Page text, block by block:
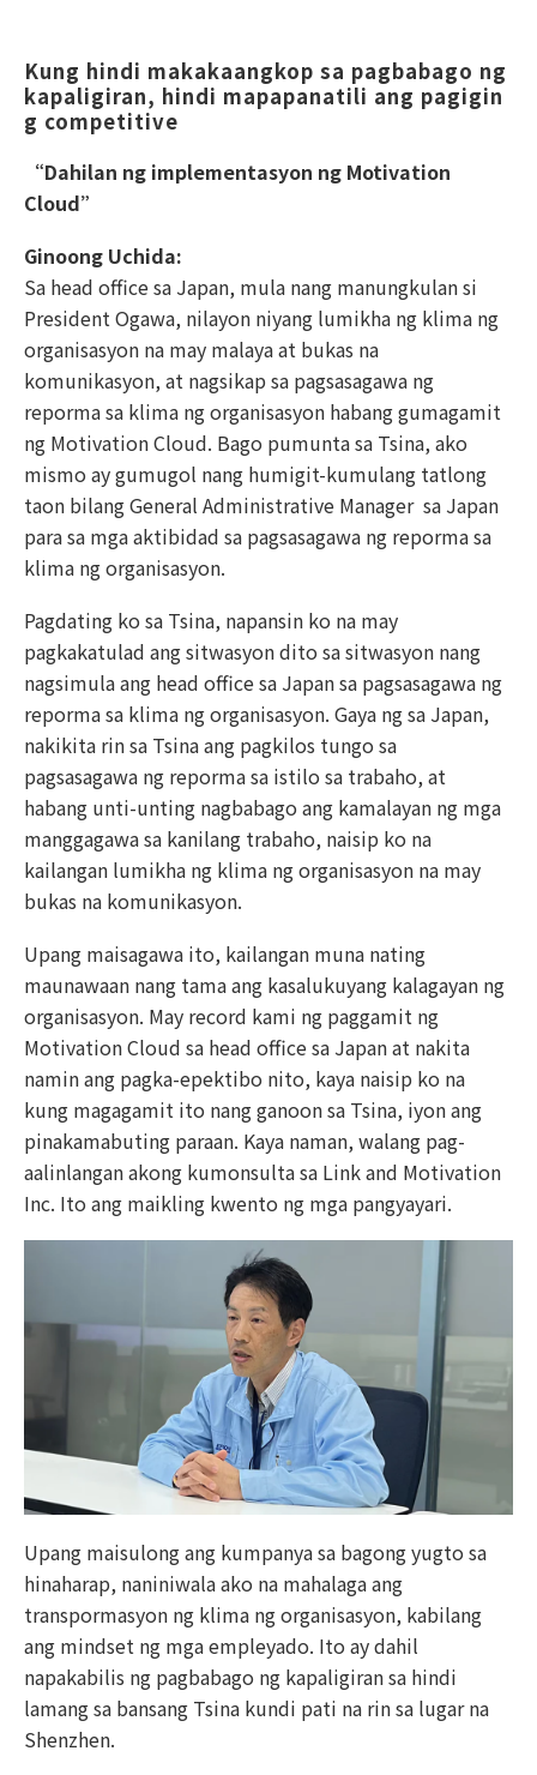
Kung hindi makakaangkop sa pagbabago ng
kapaligiran, hindi mapapanatili ang pagigin
g competitive
“Dahilan ng implementasyon ng Motivation
Cloud”
Ginoong Uchida:
Sa head office sa Japan, mula nang manungkulan si
President Ogawa, nilayon niyang lumikha ng klima ng
organisasyon na may malaya at bukas na
komunikasyon, at nagsikap sa pagsasagawa ng
reporma sa klima ng organisasyon habang gumagamit
ng Motivation Cloud. Bago pumunta sa Tsina, ako
mismo ay gumugol nang humigit-kumulang tatlong
taon bilang General Administrative Manager sa Japan
para sa mga aktibidad sa pagsasagawa ng reporma sa
klima ng organisasyon.
Pagdating ko sa Tsina, napansin ko na may
pagkakatulad ang sitwasyon dito sa sitwasyon nang
nagsimula ang head office sa Japan sa pagsasagawa ng
reporma sa klima ng organisasyon. Gaya ng sa Japan,
nakikita rin sa Tsina ang pagkilos tungo sa
pagsasagawa ng reporma sa istilo sa trabaho, at
habang unti-unting nagbabago ang kamalayan ng mga
manggagawa sa kanilang trabaho, naisip ko na
kailangan lumikha ng klima ng organisasyon na may
bukas na komunikasyon.
Upang maisagawa ito, kailangan muna nating
maunawaan nang tama ang kasalukuyang kalagayan ng
organisasyon. May record kami ng paggamit ng
Motivation Cloud sa head office sa Japan at nakita
namin ang pagka-epektibo nito, kaya naisip ko na
kung magagamit ito nang ganoon sa Tsina, iyon ang
pinakamabuting paraan. Kaya naman, walang pag-
aalinlangan akong kumonsulta sa Link and Motivation
Inc. Ito ang maikling kwento ng mga pangyayari.
Upang maisulong ang kumpanya sa bagong yugto sa
hinaharap, naniniwala ako na mahalaga ang
transpormasyon ng klima ng organisasyon, kabilang
ang mindset ng mga empleyado. Ito ay dahil
napakabilis ng pagbabago ng kapaligiran sa hindi
lamang sa bansang Tsina kundi pati na rin sa lugar na
Shenzhen.